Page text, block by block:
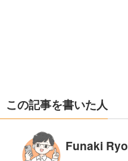
この記事を書いた人
Funaki Ryo